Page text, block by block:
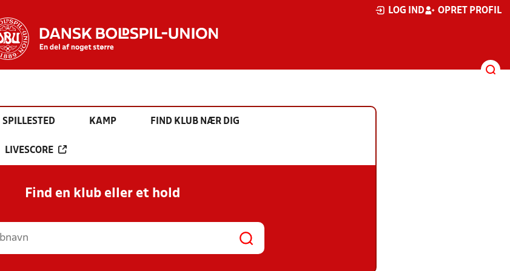
LOG IND OPRET PROFIL
SPILLESTED KAMP FIND KLUB NÆR DIG
LIVESCORE
Find en klub eller et hold